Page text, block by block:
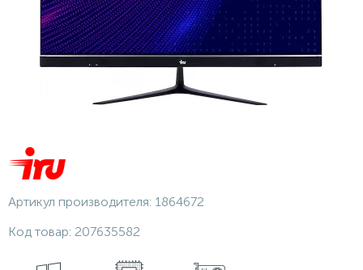
Артикул производителя: 1864672
Код товар: 207635582